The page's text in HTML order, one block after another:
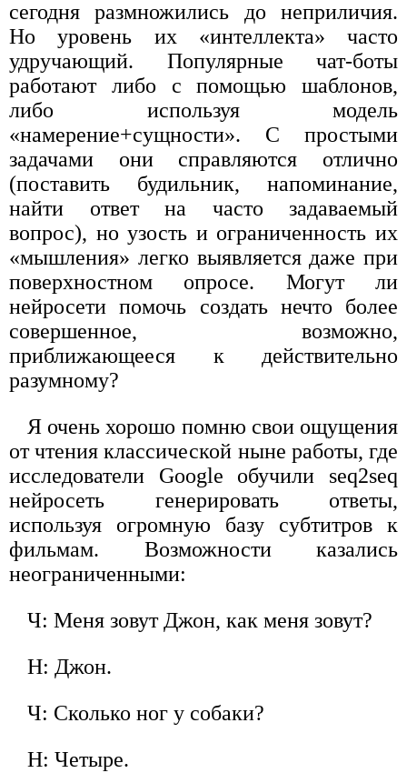
сегодня размножились до неприличия.
Но уровень их «интеллекта» часто
удручающий. Популярные чат-боты
работают либо с помощью шаблонов,
либо используя модель
«намерение+сущности». С простыми
задачами они справляются отлично
(поставить будильник, напоминание,
найти ответ на часто задаваемый
вопрос), но узость и ограниченность их
«мышления» легко выявляется даже при
поверхностном опросе. Могут ли
нейросети помочь создать нечто более
совершенное, возможно,
приближающееся к действительно
разумному?
Я очень хорошо помню свои ощущения
от чтения классической ныне работы, где
исследователи Google обучили seq2seq
нейросеть генерировать ответы,
используя огромную базу субтитров к
фильмам. Возможности казались
неограниченными:
Ч: Меня зовут Джон, как меня зовут?
Н: Джон.
Ч: Сколько ног у собаки?
Н: Четыре.